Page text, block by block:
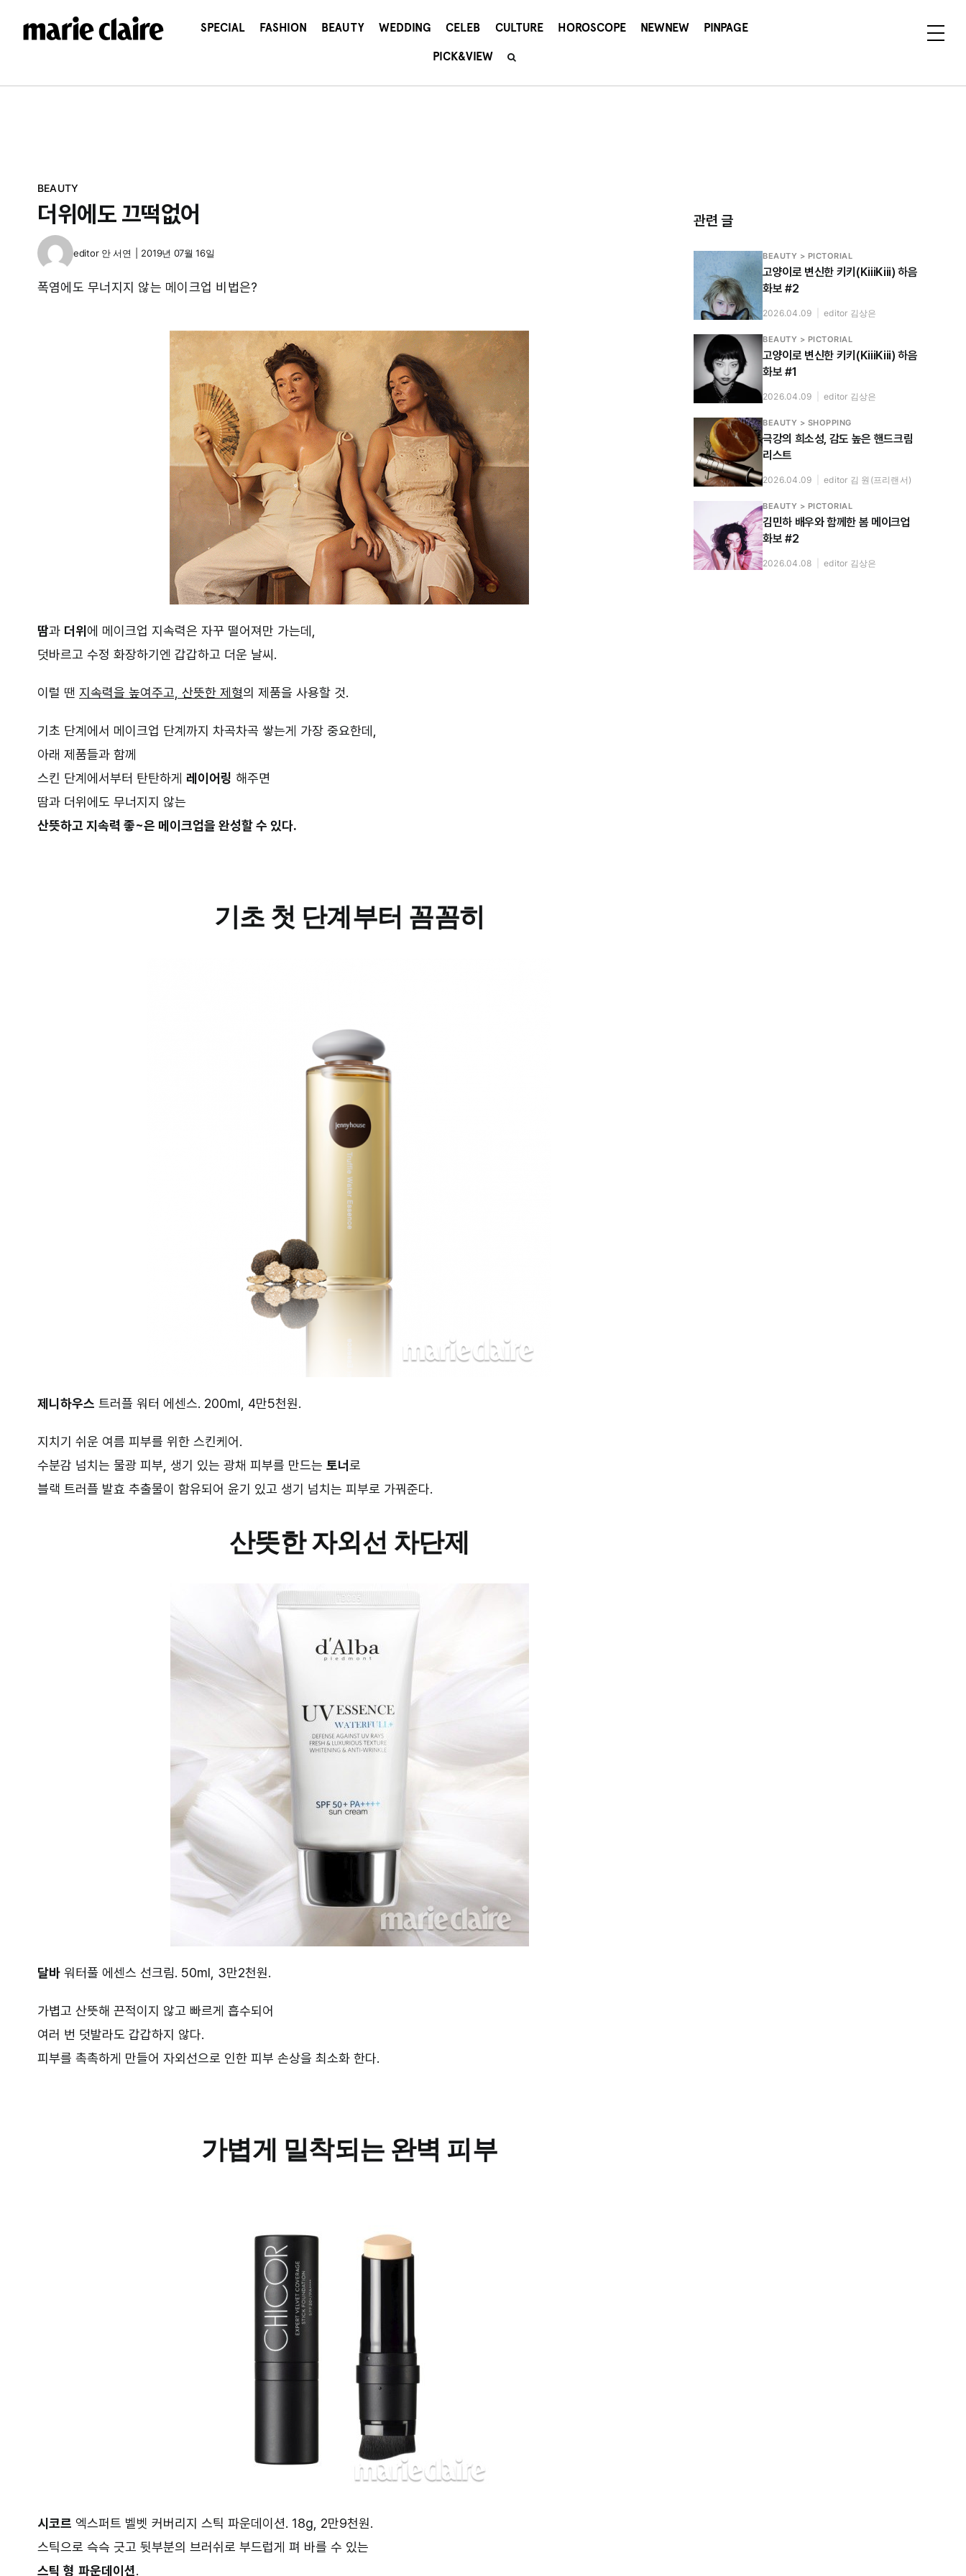
건
SPECIAL FASHION BEAUTY WEDDING CELEB CULTURE HOROSCOPE NEWNEW PINPAGE
PICK&VIEW
BEAUTY
더위에도 끄떡없어
editor 안 서연 2019년 07월 16일
폭염에도 무너지지 않는 메이크업 비법은?
땀과 더위 에 메이크업 지속력은 자꾸 떨어져만 가는데,
덧바르고 수정 화장하기엔 갑갑하고 더운 날씨.
이럴 땐 지속력을 높여주고, 산뜻한 제형의 제품을 사용할 것.
기초 단계에서 메이크업 단계까지 차곡차곡 쌓는게 가장 중요한데,
아래 제품들과 함께
스킨 단계에서부터 탄탄하게 레이어링 해주면
땀과 더위에도 무너지지 않는
산뜻하고 지속력 좋~은 메이크업을 완성할 수 있다.
기초 첫 단계부터 꼼꼼히
제니하우스 트러플 워터 에센스. 200ml, 4만5천원.
지치기 쉬운 여름 피부를 위한 스킨케어.
수분감 넘치는 물광 피부, 생기 있는 광채 피부를 만드는 토너로
블랙 트러플 발효 추출물이 함유되어 윤기 있고 생기 넘치는 피부로 가꿔준다.
산뜻한 자외선 차단제
달바 워터풀 에센스 선크림. 50ml, 3만2천원.
가볍고 산뜻해 끈적이지 않고 빠르게 흡수되어
여러 번 덧발라도 갑갑하지 않다.
피부를 촉촉하게 만들어 자외선으로 인한 피부 손상을 최소화 한다.
가볍게 밀착되는 완벽 피부
시코르 엑스퍼트 벨벳 커버리지 스틱 파운데이션. 18g, 2만9천원.
스틱으로 슥슥 긋고 뒷부분의 브러쉬로 부드럽게 펴 바를 수 있는
스틱 형 파운데이션.
관련 글
BEAUTY > PICTORIAL
고양이로 변신한 키키(KiiiKiii) 하음
화보 #2
2026.04.09 editor 김상은
BEAUTY > PICTORIAL
고양이로 변신한 키키(KiiiKiii) 하음
화보 #1
2026.04.09 editor 김상은
BEAUTY > SHOPPING
극강의 희소성, 감도 높은 핸드크림
리스트
2026.04.09 editor 김 원(프리랜서)
BEAUTY > PICTORIAL
김민하 배우와 함께한 봄 메이크업
화보 #2
2026.04.08 editor 김상은